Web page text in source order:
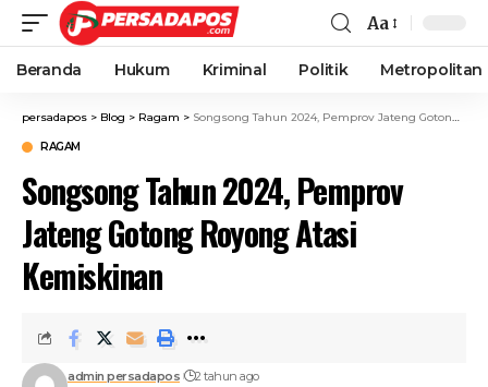
Aa
Beranda Hukum Kriminal Politik Metropolitan
persadapos > Blog > Ragam > Songsong Tahun 2024, Pemprov Jateng Gotong Royong Atasi Kemiskinan
RAGAM
Songsong Tahun 2024, Pemprov
Jateng Gotong Royong Atasi
Kemiskinan
admin persadapos 2 tahun ago